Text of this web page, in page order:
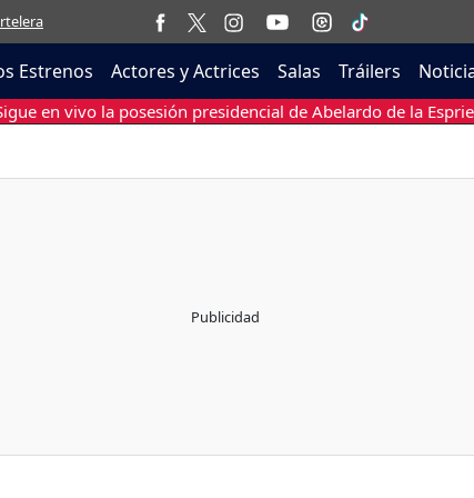
Estrenos Actores y Actrices Salas Tráilers
en vivo la posesión presidencial de Abelardo de la